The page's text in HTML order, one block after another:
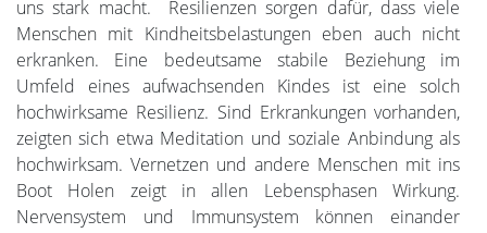
uns stark macht. Resilienzen sorgen dafür, dass viele
Menschen mit Kindheitsbelastungen eben auch nicht
erkranken. Eine bedeutsame stabile Beziehung im
Umfeld eines aufwachsenden Kindes ist eine solch
hochwirksame Resilienz. Sind Erkrankungen vorhanden,
zeigten sich etwa Meditation und soziale Anbindung als
hochwirksam. Vernetzen und andere Menschen mit ins
Boot Holen zeigt in allen Lebensphasen Wirkung.
Nervensystem und Immunsystem können einander